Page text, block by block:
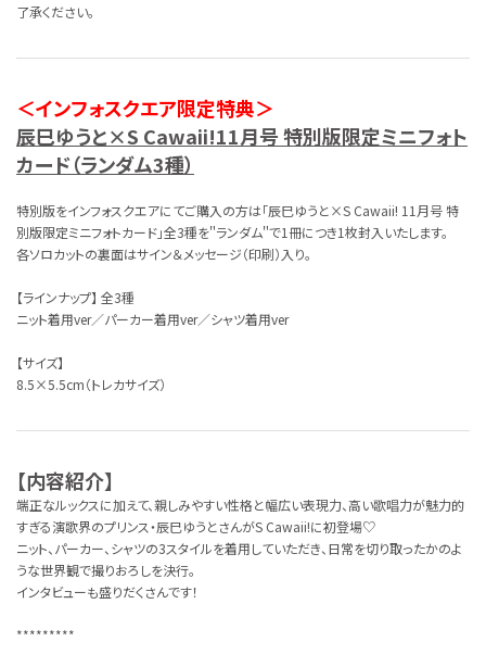
了承ください。
＜インフォスクエア限定特典＞
辰巳ゆうと×S Cawaii!11月号 特別版限定ミニフォト
カード（ランダム3種）
特別版をインフォスクエアにてご購入の方は「辰巳ゆうと×S Cawaii! 11月号 特
別版限定ミニフォトカード」全3種を＂ランダム＂で1冊につき1枚封入いたします。
各ソロカットの裏面はサイン＆メッセージ（印刷）入り。
【ラインナップ】 全3種
ニット着用ver／パーカー着用ver／シャツ着用ver
【サイズ】
8.5×5.5cm（トレカサイズ）
【内容紹介】
端正なルックスに加えて、親しみやすい性格と幅広い表現力、高い歌唱力が魅力的
すぎる演歌界のプリンス・辰巳ゆうとさんがS Cawaii!に初登場♡
ニット、パーカー、シャツの3スタイルを着用していただき、日常を切り取ったかのよ
うな世界観で撮りおろしを決行。
インタビューも盛りだくさんです！
*********